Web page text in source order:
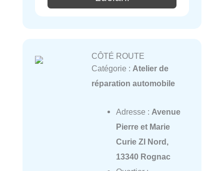
CÔTÉ ROUTE
Catégorie : Atelier de
réparation automobile
Adresse : Avenue
Pierre et Marie
Curie ZI Nord,
13340 Rognac